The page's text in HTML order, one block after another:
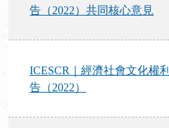
告（2022）共同核心意見
ICESCR｜經濟社會文化權
告（2022）